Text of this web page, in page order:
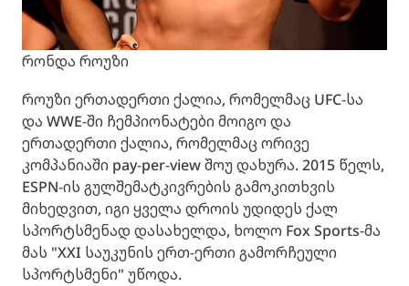
რონდა როუზი
როუზი ერთადერთი ქალია, რომელმაც UFC-სა
და WWE-ში ჩემპიონატები მოიგო და
ერთადერთი ქალია, რომელმაც ორივე
კომპანიაში pay-per-view შოუ დახურა. 2015 წელს,
ESPN-ის გულშემატკივრების გამოკითხვის
მიხედვით, იგი ყველა დროის უდიდეს ქალ
სპორტსმენად დასახელდა, ხოლო Fox Sports-მა
მას "XXI საუკუნის ერთ-ერთი გამორჩეული
სპორტსმენი" უწოდა.